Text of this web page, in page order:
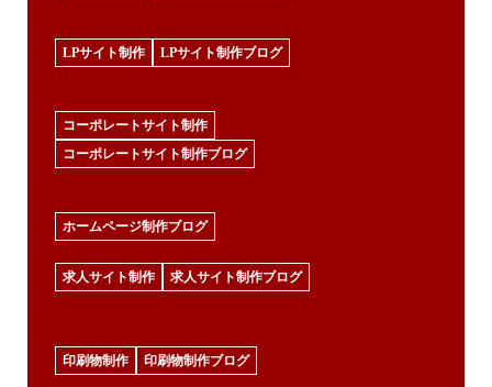
LPサイト制作 LPサイト制作ブログ
コーポレートサイト制作
コーポレートサイト制作ブログ
ホームページ制作ブログ
求人サイト制作 求人サイト制作ブログ
印刷物制作 印刷物制作ブログ